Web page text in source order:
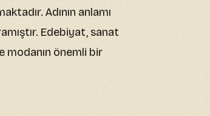
Adının anlamı
Edebiyat, sanat
modanın önemli bir